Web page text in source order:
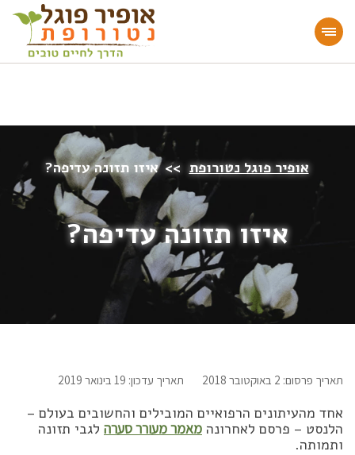
מעוניינים להעמיק או להתחיל דרך חיים בריאה?
הצטרפו לאתר!
אופיר פוגל נטורופת >>איזו תזונה עדיפה?
איזו תזונה עדיפה?
תאריך פרסום: 2 באוקטובר 2018 תאריך עדכון: 19 בינואר 2019
אחד מהעיתונים הרפואיים המובילים והחשובים בעולם –
הלנסט – פרסם לאחרונה מאמר מעורר סערה לגבי תזונה
ותמותה.